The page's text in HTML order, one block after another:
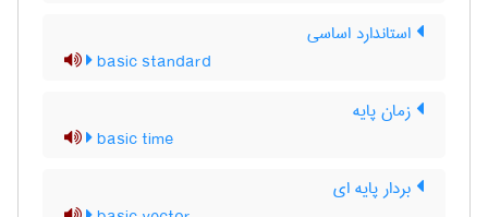
استاندارد اساسی
basic standard
زمان پایه
basic time
بردار پایه ای